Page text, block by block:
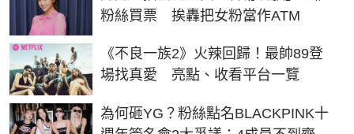
粉絲買票 挨轟把女粉當作ATM
《不良一族2》火辣回歸！最帥89登
場找真愛 亮點、收看平台一覽
為何砸YG？粉絲點名BLACKPINK十